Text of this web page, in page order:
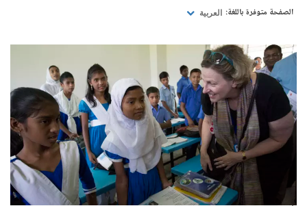
الصفحة متوفرة باللغة: العربية